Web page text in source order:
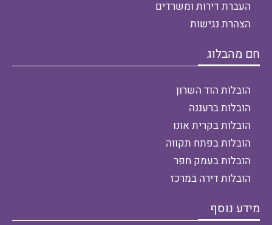
העברת דירות ומשרדים
הצהרת נגישות
חם מהבלוג
הובלות הוד השרון
הובלות ברעננה
הובלות בקרית אונו
הובלות בפתח תקווה
הובלות בעמק חפר
הובלות דירה במרכז
מידע נוסף